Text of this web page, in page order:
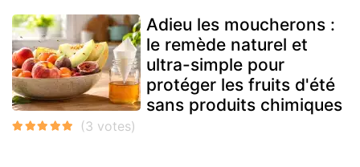
Adieu les moucherons :
le remède naturel et
ultra-simple pour
protéger les fruits d'été
sans produits chimiques